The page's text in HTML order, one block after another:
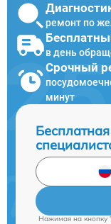
ремонт по
в день
Срочный
минут
Нажимая на кнопку